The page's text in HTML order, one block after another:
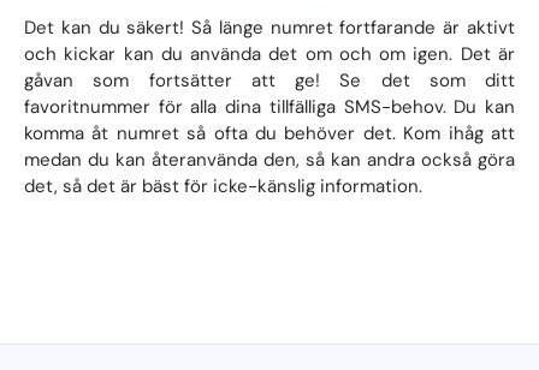
Det kan du säkert! Så länge numret fortfarande är aktivt
och kickar kan du använda det om och om igen. Det är
gåvan som fortsätter att ge! Se det som ditt
favoritnummer för alla dina tillfälliga SMS-behov. Du kan
komma åt numret så ofta du behöver det. Kom ihåg att
medan du kan återanvända den, så kan andra också göra
det, så det är bäst för icke-känslig information.